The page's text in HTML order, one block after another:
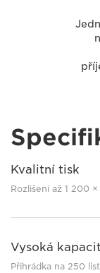
Kvalitní tisk
Rozlišení až 1 200
Vysoká
Přihrádka na 250